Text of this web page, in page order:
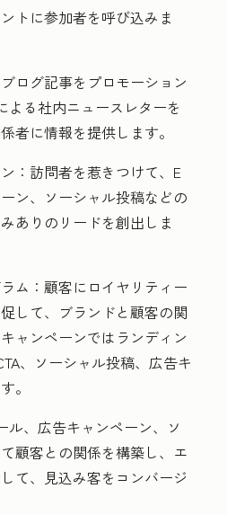
トに参加者を呼び込みま
ブログ記事をプロモーション
よる社内ニュースレターを
者に情報を提供します。
： 訪問者を惹きつけて、E
ン、ソーシャル投稿などの
ありのリードを創出しま
ム： 顧客にロイヤリティー
して、ブランドと顧客の関
ャンペーンではランディン
、ソーシャル投稿、広告キ
。
ル、広告キャンペーン、ソ
顧客との関係を構築し、エ
て、見込み客をコンバージ